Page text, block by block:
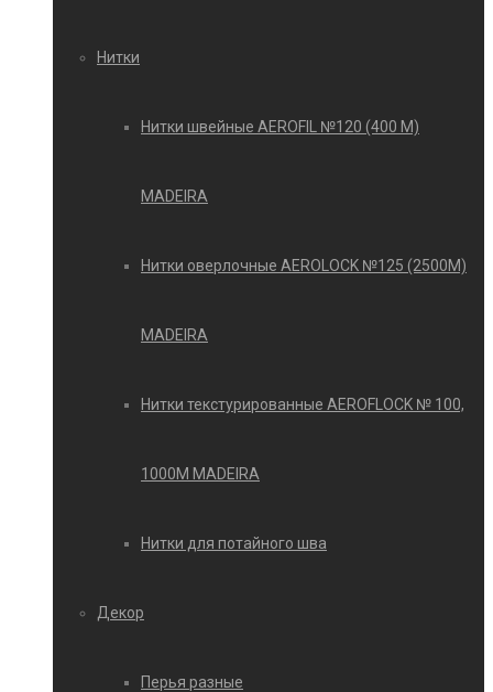
Нитки
Нитки швейные AEROFIL №120 (400 М)
MADEIRA
Нитки оверлочные AEROLOCK №125 (2500М)
MADEIRA
Нитки текстурированные AEROFLOCK № 100,
1000М MADEIRA
Нитки для потайного шва
Декор
Перья разные